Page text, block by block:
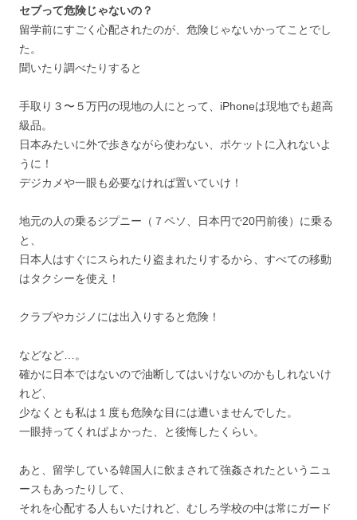
セブって危険じゃないの？
留学前にすごく心配されたのが、危険じゃないかってことでし
た。
聞いたり調べたりすると
手取り３〜５万円の現地の人にとって、iPhoneは現地でも超高
級品。
日本みたいに外で歩きながら使わない、ポケットに入れないよ
うに！
デジカメや一眼も必要なければ置いていけ！
地元の人の乗るジプニー（７ペソ、日本円で20円前後）に乗る
と、
日本人はすぐにスられたり盗まれたりするから、すべての移動
はタクシーを使え！
クラブやカジノには出入りすると危険！
などなど…。
確かに日本ではないので油断してはいけないのかもしれないけ
れど、
少なくとも私は１度も危険な目には遭いませんでした。
一眼持ってくればよかった、と後悔したくらい。
あと、留学している韓国人に飲まされて強姦されたというニュ
ースもあったりして、
それを心配する人もいたけれど、むしろ学校の中は常にガード